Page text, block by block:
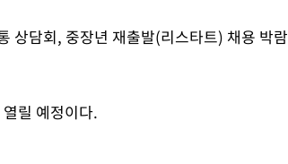
상담회, 중장년 재출발(리스타트) 채용 박람
릴 예정이다.